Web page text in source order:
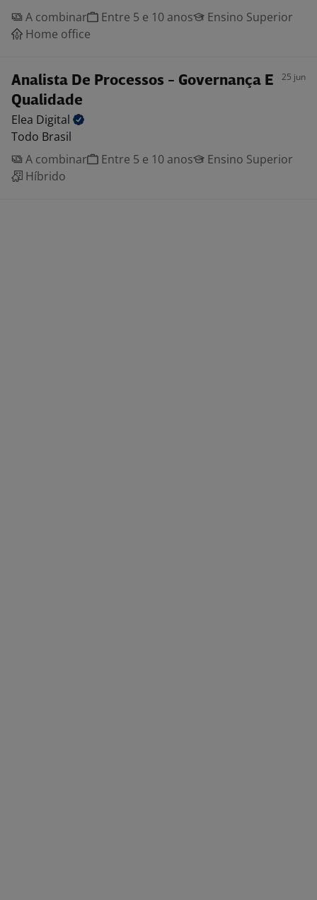
A combinar
Entre 5 e 10 anos
Ensino Superior
Home office
Analista De Processos - Governança E
Qualidade
25 jun
Elea Digital
Todo Brasil
A combinar
Entre 5 e 10 anos
Ensino Superior
Híbrido